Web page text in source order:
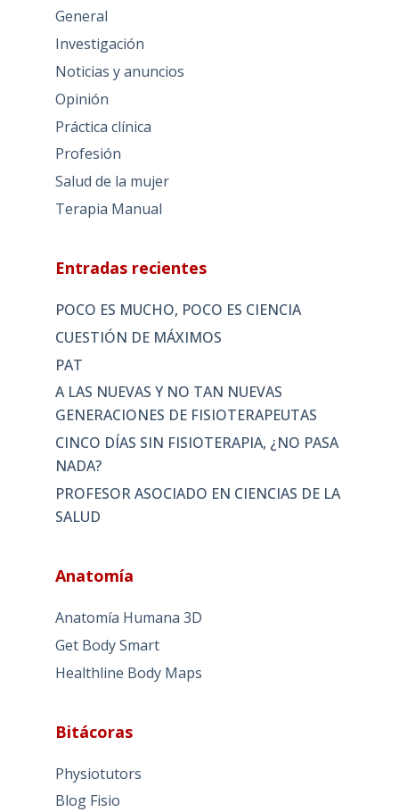
General
Investigación
Noticias y anuncios
Opinión
Práctica clínica
Profesión
Salud de la mujer
Terapia Manual
Entradas recientes
POCO ES MUCHO, POCO ES CIENCIA
CUESTIÓN DE MÁXIMOS
PAT
A LAS NUEVAS Y NO TAN NUEVAS
GENERACIONES DE FISIOTERAPEUTAS
CINCO DÍAS SIN FISIOTERAPIA, ¿NO PASA
NADA?
PROFESOR ASOCIADO EN CIENCIAS DE LA
SALUD
Anatomía
Anatomía Humana 3D
Get Body Smart
Healthline Body Maps
Bitácoras
Physiotutors
Blog Fisio